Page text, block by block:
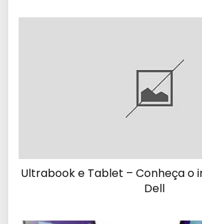
Ultrabook e Tablet – Conheça o
Dell